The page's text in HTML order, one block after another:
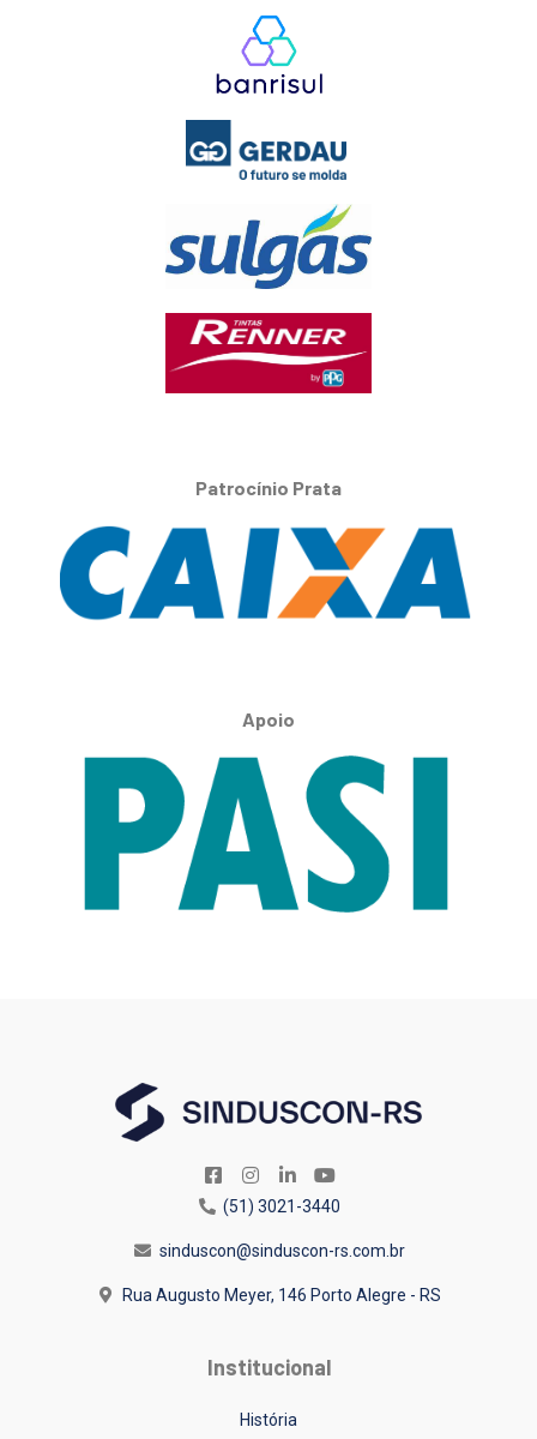
Patrocínio Prata
Apoio
(51) 3021-3440
sinduscon@sinduscon-rs.com.br
Rua Augusto Meyer, 146 Porto Alegre - RS
Institucional
História